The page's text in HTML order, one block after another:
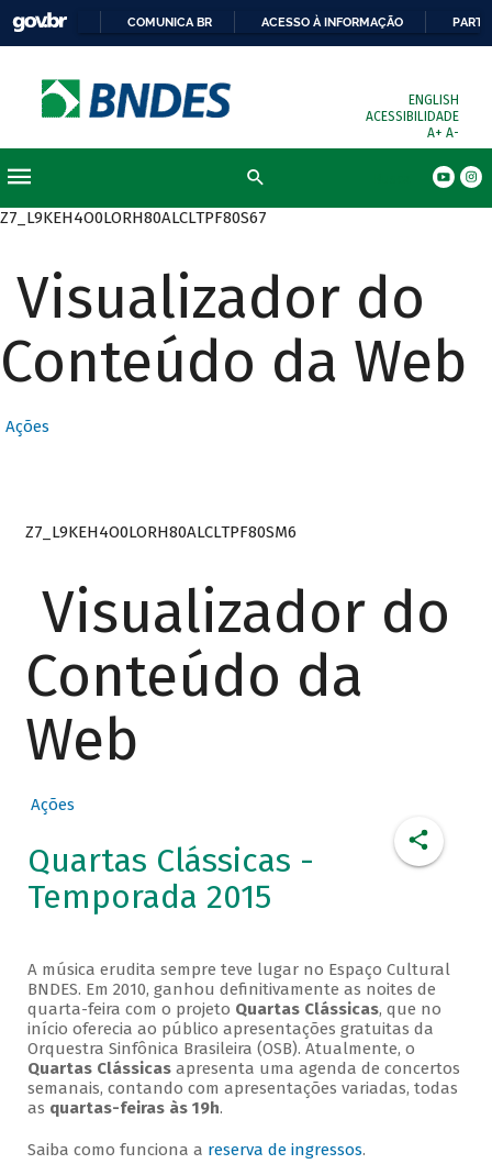
COMUNICA BR ACESSO À INFORMAÇÃO
ENGLISH
ACESSIBILIDADE
A+ A-
Z7_L9KEH4O0LORH80ALCLTPF80S67
Visualizador do
Conteúdo da Web
Ações
Z7_L9KEH4O0LORH80ALCLTPF80SM6
Visualizador do
Conteúdo da
Web
Ações
Quartas Clássicas -
Temporada 2015
A música erudita sempre teve lugar no Espaço Cultural
BNDES. Em 2010, ganhou definitivamente as noites de
quarta-feira com o projeto Quartas Clássicas, que no
início oferecia ao público apresentações gratuitas da
Orquestra Sinfônica Brasileira (OSB). Atualmente, o
Quartas Clássicasapresenta uma agenda de concertos
semanais, contando com apresentações variadas, todas
as quartas-feiras às 19h.
Saiba como funciona a reserva de ingressos.